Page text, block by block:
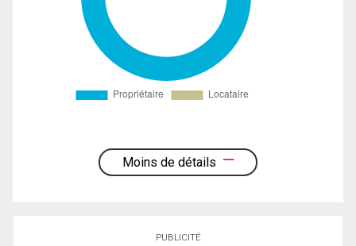
Moins de détails
PUBLICITÉ